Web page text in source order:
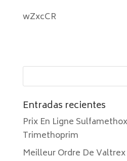
wZxcCR
Entradas recientes
Prix En Ligne
Trimethoprim
Meilleur Ordre De Valtrex